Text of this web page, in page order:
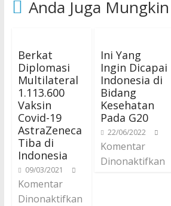
Anda Juga
Berkat
Diplomasi
Multilateral
1.113.600
Vaksin
Covid-19
AstraZeneca
Tiba di
Indonesia
09/03/2021
Komentar
Dinonaktifkan
Ini Yang
Ingin Dicapai
Indonesia di
Bidang
Kesehatan
Pada G20
22/06/2022
Komentar
Dinonaktifkan